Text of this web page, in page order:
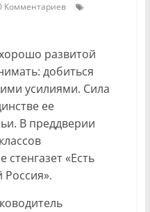
Комментариев
развитой
добиться
усилиями. Сила
ее
В преддверии
стенгазет «Есть